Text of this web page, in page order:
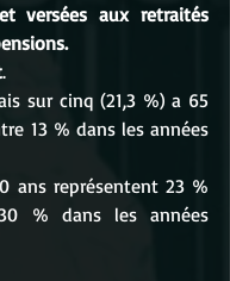
versées aux retraités
.
sur cinq (21,3 %) a 65
13 % dans les années
ans représentent 23 %
% dans les années